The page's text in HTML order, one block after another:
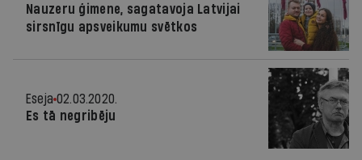
Nauzeru ģimene, sagatavoja Latvijai
sirsnīgu apsveikumu svētkos
Eseja 02.03.2020.
Es tā negribēju